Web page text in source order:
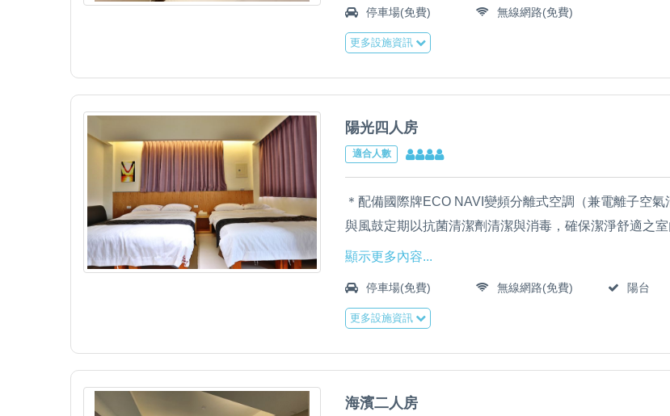
＊全棟免費提供WIFI高速上網，大廳配備55吋LED液晶
＊民宿全館床單、枕套、被套由專業洗衣公司清洗，並
停車場(免費) 無線網路(免費)
更多設施資訊
陽光四人房
適合人數
＊配備國際牌ECO NAVI變頻分離式空調（兼電離子空
與風鼓定期以抗菌清潔劑清潔與消毒，確保潔淨舒適之室
＊配備聲寶牌50吋LED液晶電視、乾濕分離衛浴、吹風
＊全棟免費提供WIFI高速上網，大廳配備55吋LED液晶
＊民宿全館床單、枕套、被套由專業洗衣公司清洗，並
顯示更多內容...
停車場(免費) 無線網路(免費) 陽台
更多設施資訊
海濱二人房